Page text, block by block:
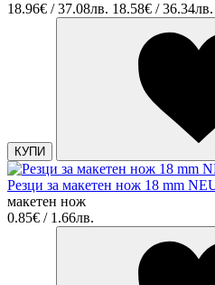
18.96€ / 37.08лв. 18.58€ / 36.34лв.
КУПИ
Резци за макетен нож 18 mm
макетен нож
0.85€ / 1.66лв.